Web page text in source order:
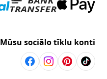
Mūsu sociālo tīklu konti